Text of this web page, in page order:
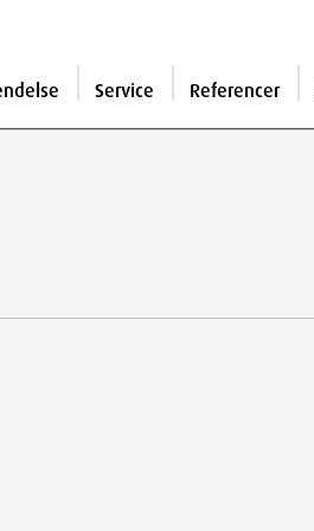
Service Referencer